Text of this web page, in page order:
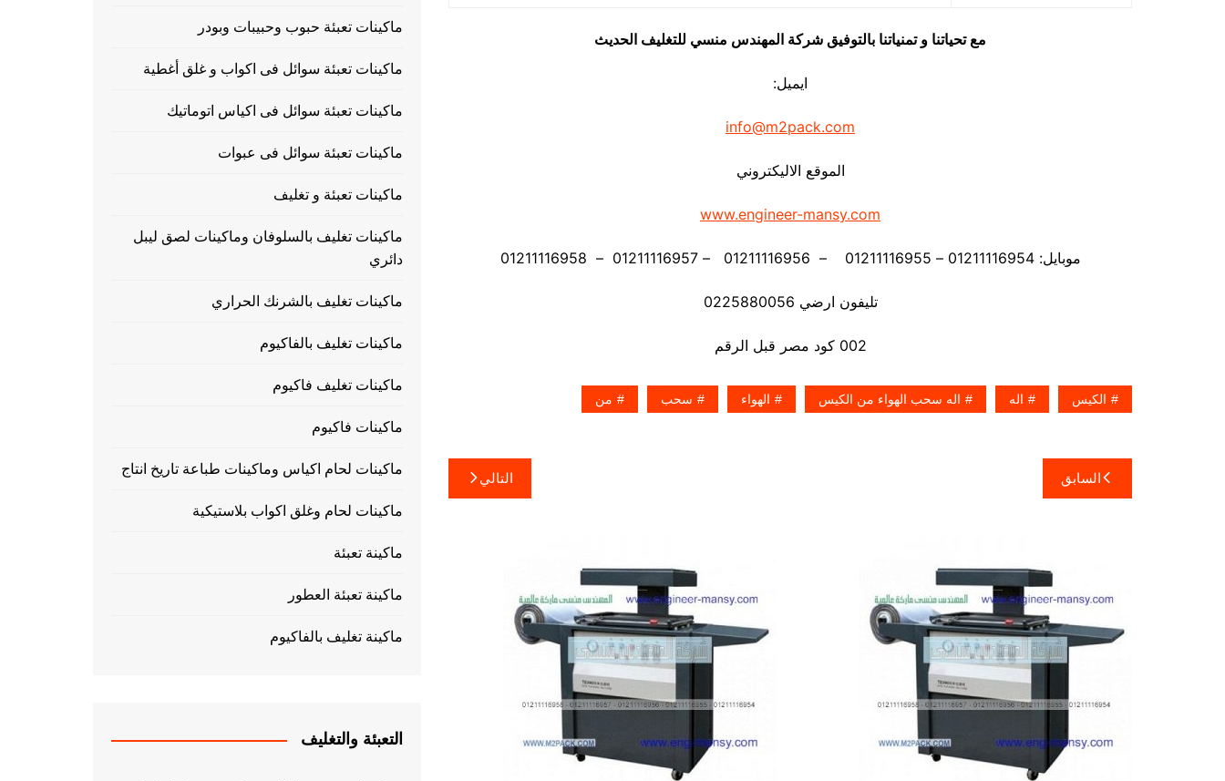
مع تحياتنا و تمنياتنا بالتوفيق شركة المهندس منسي للتغليف الحديث
ايميل:
info@m2pack.com
الموقع الاليكتروني
www.engineer-mansy.com
موبايل: 01211116954 – 01211116955 – 01211116956 – 01211116957 – 01211116958
تليفون ارضي 0225880056
002 كود مصر قبل الرقم
الكيس اله اله سحب الهواء من الكيس الهواء سحب من
تصفّح
المقالات
السابق التالي
ماكينات تعبئة حبوب وحبيبات وبودر
ماكينات تعبئة سوائل فى اكواب و غلق أغطية
ماكينات تعبئة سوائل فى اكياس اتوماتيك
ماكينات تعبئة سوائل فى عبوات
ماكينات تعبئة و تغليف
ماكينات تغليف بالسلوفان وماكينات لصق ليبل
دائري
ماكينات تغليف بالشرنك الحراري
ماكينات تغليف بالفاكيوم
ماكينات تغليف فاكيوم
ماكينات فاكيوم
ماكينات لحام اكياس وماكينات طباعة تاريخ انتاج
ماكينات لحام وغلق اكواب بلاستيكية
ماكينة تعبئة
ماكينة تعبئة العطور
ماكينة تغليف بالفاكيوم
التعبئة والتغليف